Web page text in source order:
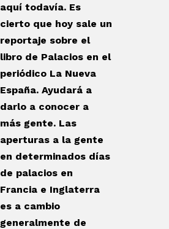
aquí todavía. Es
cierto que hoy sale un
reportaje sobre el
libro de Palacios en el
periódico La Nueva
España. Ayudará a
darlo a conocer a
más gente. Las
aperturas a la gente
en determinados días
de palacios en
Francia e Inglaterra
es a cambio
generalmente de